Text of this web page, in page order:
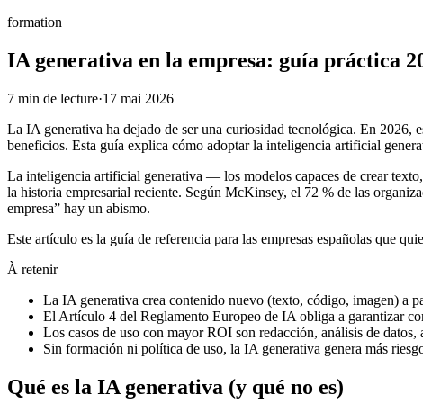
formation
IA generativa en la empresa: guía práctica
7 min de lecture·17 mai 2026
La IA generativa ha dejado de ser una curiosidad tecnológica. En 2026,
beneficios. Esta guía explica cómo adoptar la inteligencia artificial
La inteligencia artificial generativa — los modelos capaces de crear
la historia empresarial reciente. Según McKinsey, el 72 % de las
empresa” hay un abismo.
Este artículo es la guía de referencia para las empresas españolas que
À retenir
La IA generativa crea contenido nuevo (texto, código, imagen) a
El Artículo 4 del Reglamento Europeo de IA obliga a garantizar
Los casos de uso con mayor ROI son redacción, análisis de
Sin formación ni política de uso, la IA generativa genera más
Qué es la IA generativa (y qué no es)